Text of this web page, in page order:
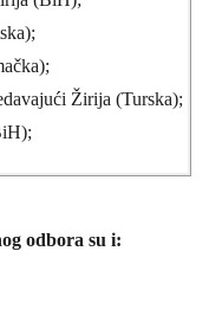
Žirija (Turska);
odbora su i: